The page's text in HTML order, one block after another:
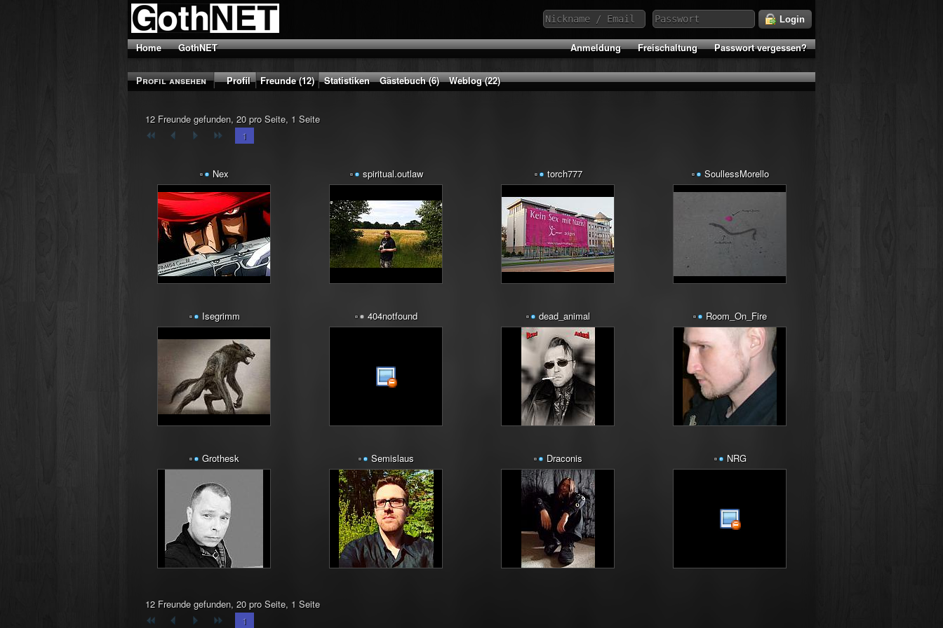
Login
Home GothNET Anmeldung Freischaltung Passwort vergessen?
Profil ansehen Profil Freunde (12) Statistiken Gästebuch (6) Weblog (22)
12 Freunde gefunden, 20 pro Seite, 1 Seite
1
Nex spiritual.outlaw torch777 SoullessMorello
Isegrimm 404notfound dead_animal Room_On_Fire
Grothesk Semislaus Draconis NRG
12 Freunde gefunden, 20 pro Seite, 1 Seite
1